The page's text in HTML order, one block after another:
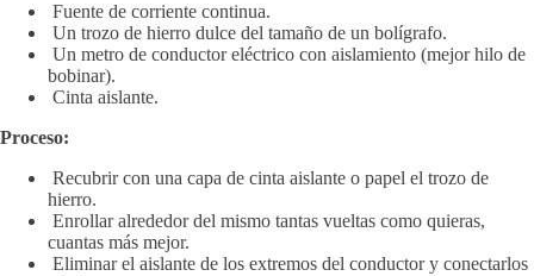
Fuente de corriente continua.
Un trozo de hierro dulce del tamaño de un bolígrafo.
Un metro de conductor eléctrico con aislamiento (mejor hilo de
bobinar).
Cinta aislante.
Proceso:
Recubrir con una capa de cinta aislante o papel el trozo de
hierro.
Enrollar alrededor del mismo tantas vueltas como quieras,
cuantas más mejor.
Eliminar el aislante de los extremos del conductor y conectarlos